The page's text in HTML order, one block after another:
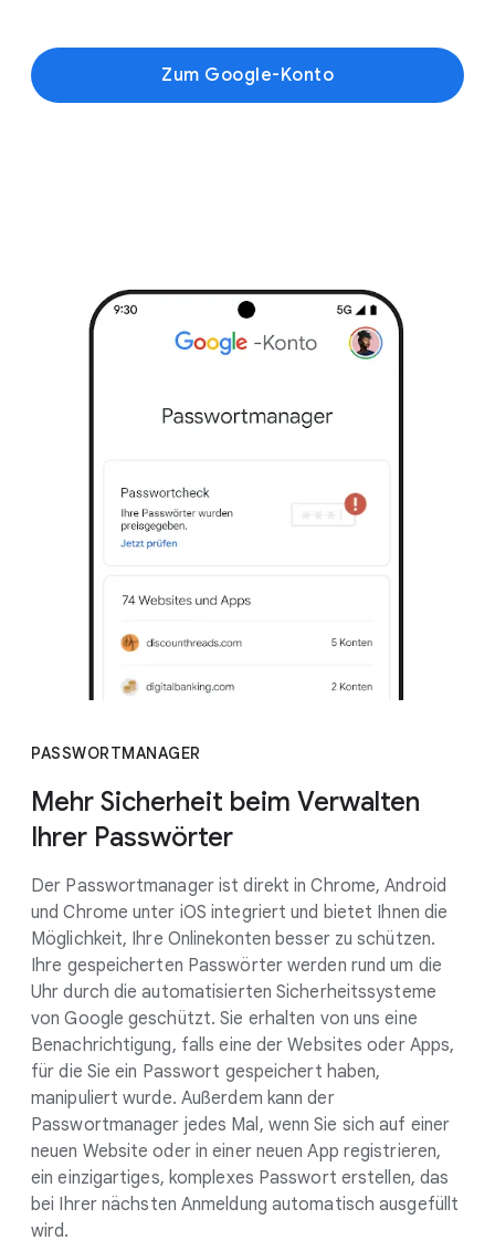
Zum Google-Konto
PASSWORTMANAGER
Mehr Sicherheit beim Verwalten
Ihrer Passwörter
Der Passwortmanager ist direkt in Chrome, Android
und Chrome unter iOS integriert und bietet Ihnen die
Möglichkeit, Ihre Onlinekonten besser zu schützen.
Ihre gespeicherten Passwörter werden rund um die
Uhr durch die automatisierten Sicherheitssysteme
von Google geschützt. Sie erhalten von uns eine
Benachrichtigung, falls eine der Websites oder Apps,
für die Sie ein Passwort gespeichert haben,
manipuliert wurde. Außerdem kann der
Passwortmanager jedes Mal, wenn Sie sich auf einer
neuen Website oder in einer neuen App registrieren,
ein einzigartiges, komplexes Passwort erstellen, das
bei Ihrer nächsten Anmeldung automatisch ausgefüllt
wird.